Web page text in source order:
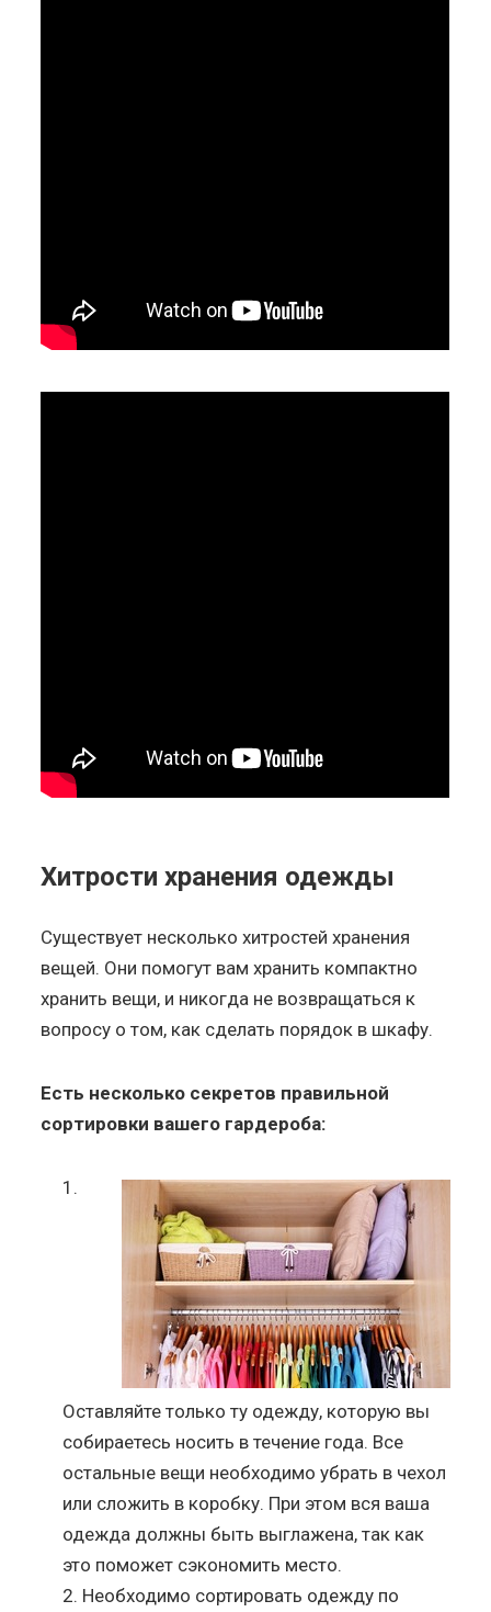
Хитрости хранения одежды
Существует несколько хитростей хранения
вещей. Они помогут вам хранить компактно
хранить вещи, и никогда не возвращаться к
вопросу о том, как сделать порядок в шкафу.
Есть несколько секретов правильной
сортировки вашего гардероба:
Оставляйте только ту одежду, которую вы
собираетесь носить в течение года. Все
остальные вещи необходимо убрать в чехол
или сложить в коробку. При этом вся ваша
одежда должны быть выглажена, так как
это поможет сэкономить место.
Необходимо сортировать одежду по